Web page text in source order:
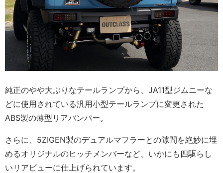
純正のやや大ぶりなテールランプから、JA11型ジムニーな
どに使用されている汎用小型テールランプに変更された
ABS製の薄型リアバンパー。
さらに、5ZIGEN製のデュアルマフラーとの隙間を絶妙に埋
めるオリジナルのヒッチメンバーなど、いかにも四駆らし
いリアビューに仕上げられています。